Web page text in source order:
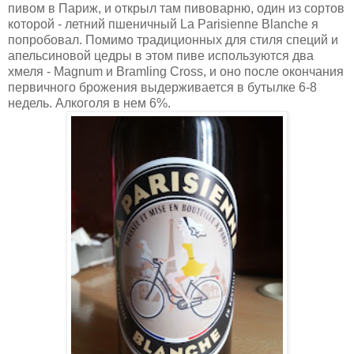
пивом в Париж, и открыл там пивоварню, один из сортов
которой - летний пшеничный La Parisienne Blanche я
попробовал. Помимо традиционных для стиля специй и
апельсиновой цедры в этом пиве используются два
хмеля - Magnum и Bramling Cross, и оно после окончания
первичного брожения выдерживается в бутылке 6-8
недель. Алкоголя в нем 6%.